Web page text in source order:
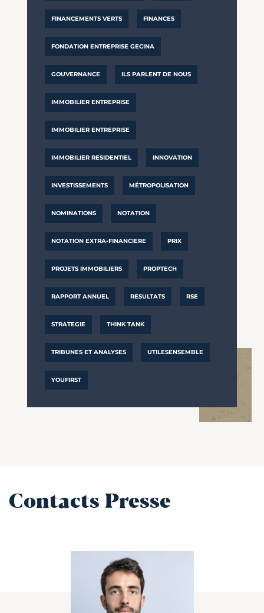
FINANCEMENTS VERTS FINANCES
FONDATION ENTREPRISE GECINA
GOUVERNANCE ILS PARLENT DE NOUS
IMMOBILIER ENTREPRISE
IMMOBILIER ENTREPRISE
IMMOBILIER RESIDENTIEL INNOVATION
INVESTISSEMENTS MÉTROPOLISATION
NOMINATIONS NOTATION
NOTATION EXTRA-FINANCIERE PRIX
PROJETS IMMOBILIERS PROPTECH
RAPPORT ANNUEL RESULTATS RSE
STRATEGIE THINK TANK
TRIBUNES ET ANALYSES UTILESENSEMBLE
YOUFIRST
Contacts Presse